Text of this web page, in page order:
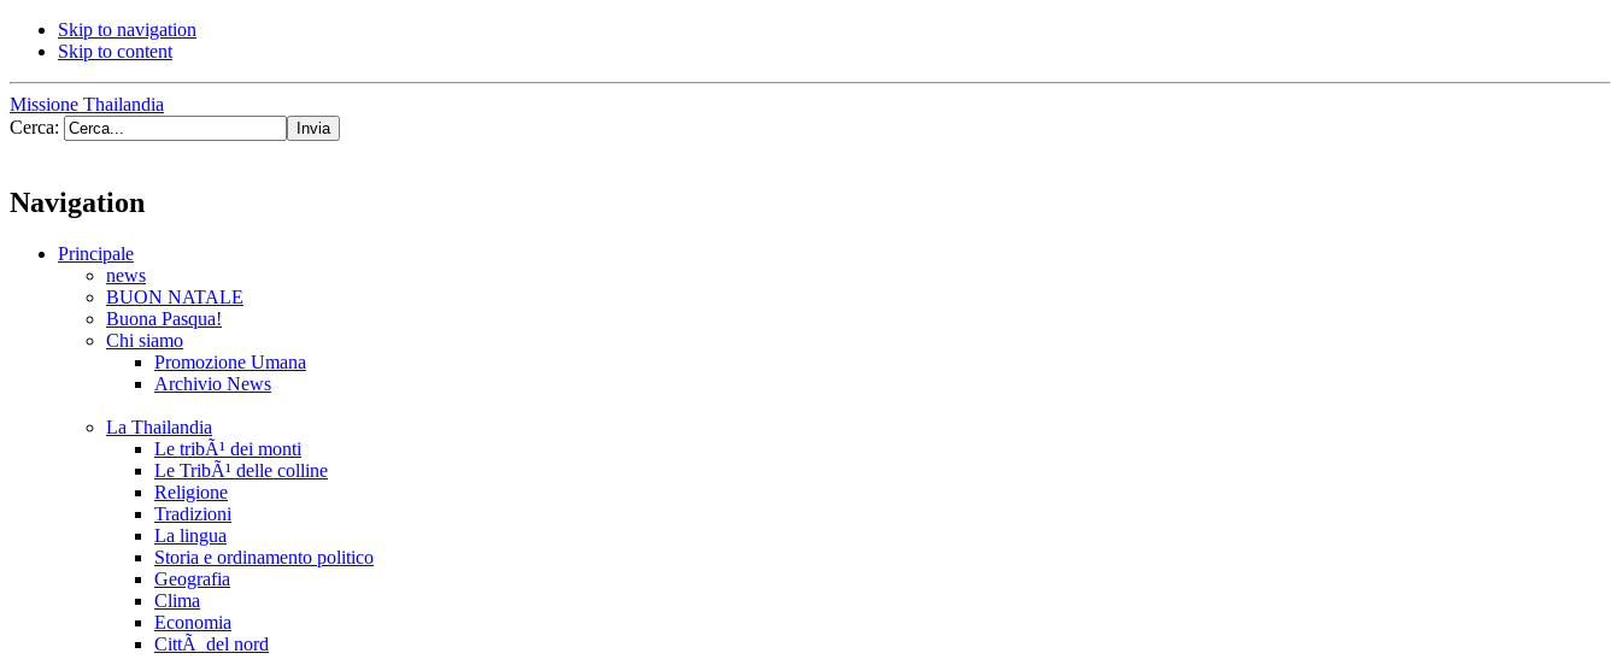
Skip to navigation
Skip to content
Missione Thailandia
Cerca:
Navigation
Principale
news
BUON NATALE
Buona Pasqua!
Chi siamo
Promozione Umana
Archivio News
La Thailandia
Le tribÃ¹ dei monti
Le TribÃ¹ delle colline
Religione
Tradizioni
La lingua
Storia e ordinamento politico
Geografia
Clima
Economia
CittÃ del nord